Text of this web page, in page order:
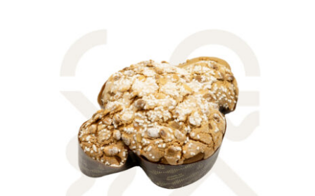
AGGIUNGI AL CARRELLO
/
DETTAGLI